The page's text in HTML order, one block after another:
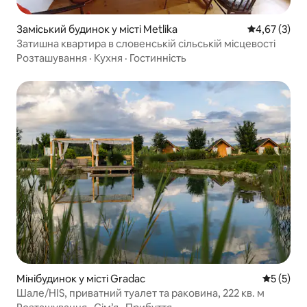
Заміський будинок у місті Metlika Середня
4,67 (3)
Затишна квартира в словенській сільській місцевості
Розташування · Кухня · Гостинність
Мінібудинок у місті Gradac Середня
5 (5)
Шале/HIS, приватний туалет та раковина, 222 кв. м